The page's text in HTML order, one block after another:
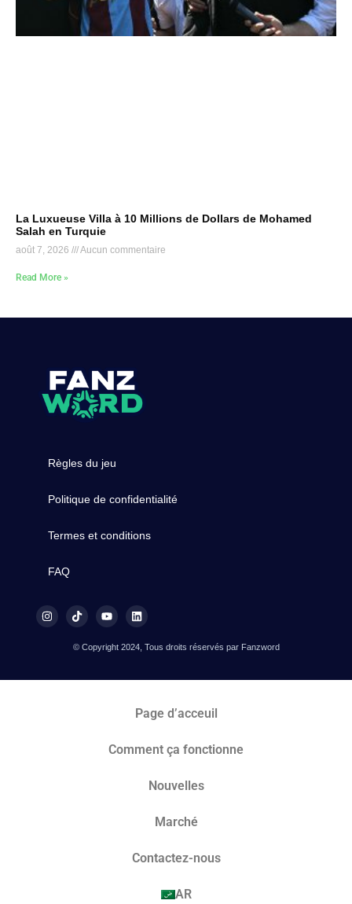
La Luxueuse Villa à 10 Millions de Dollars de Mohamed
Salah en Turquie
août 7, 2026 Aucun commentaire
Read More »
Règles du jeu
Politique de confidentialité
Termes et conditions
FAQ
© Copyright 2024, Tous droits réservés par Fanzword
Page d’acceuil
Comment ça fonctionne
Nouvelles
Marché​
Contactez-nous
AR